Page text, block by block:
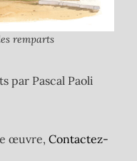
remparts
par Pascal Paoli
œuvre, Contactez-